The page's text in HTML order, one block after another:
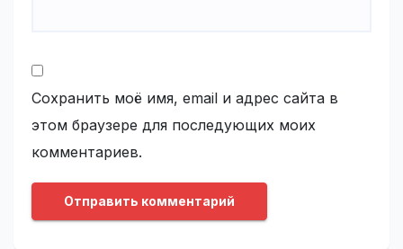
Сохранить моё имя, email и адрес сайта в
этом браузере для последующих моих
комментариев.